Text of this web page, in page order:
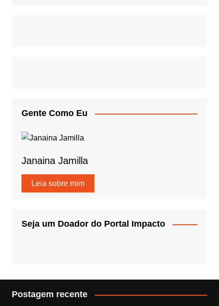
Gente Como Eu
Janaina Jamilla
Leia sobre mim
Seja um Doador do Portal Impacto
Postagem recente